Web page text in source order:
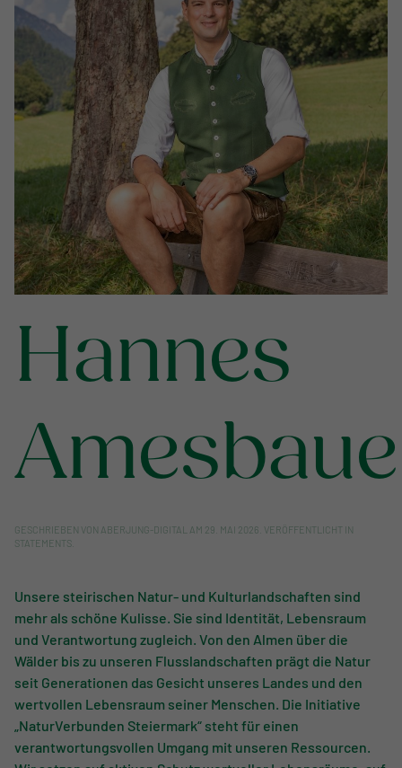
Hannes
GESCHRIEBEN VON ABERJUNG-DIGITAL AM 29. MAI 2026
. VERÖFFENTLICHT IN
STATEMENTS
Unsere steirischen Natur- und Kulturlandschaften sind
mehr als schöne Kulisse. Sie sind Identität, Lebensraum
und Verantwortung zugleich. Von den Almen über die
Wälder bis zu unseren Flusslandschaften prägt die Natur
seit Generationen das Gesicht unseres Landes und den
wertvollen Lebensraum seiner Menschen. Die Initiative
„NaturVerbunden Steiermark“ steht für einen
verantwortungsvollen Umgang mit unseren Ressourcen.